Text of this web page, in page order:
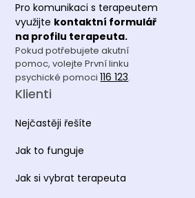
Pro komunikaci s terapeutem
využijte kontaktní formulář
na profilu terapeuta.
Pokud potřebujete akutní
pomoc, volejte První linku
psychické pomoci116 123.
Klienti
Nejčastěji řešíte
Jak to funguje
Jak si vybrat terapeuta